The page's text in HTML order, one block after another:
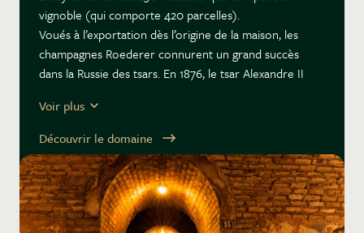
vignoble (qui comporte 420 parcelles).
Voués à l’exportation dès l’origine de la maison, les
champagnes Roederer connurent un grand succès
dans la Russie des tsars. En 1876, le tsar Alexandre II
en bouteilles transparentes à fonds plats, afin d’éviter
tout colis piégé. La cuvée Cristal, d’abord réservée au
seul marché russe, était née. Ce n’est qu’à partir de
1924, que cette cuvée millésimée fut commercialisée
dans le monde entier.
La Maison Louis Roederer est aujourd’hui dirigée par
Voir plus
Découvrir le domaine